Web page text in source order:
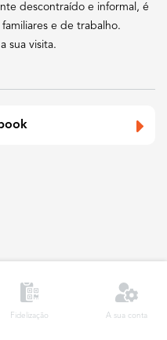
descontraído e informal, é
e de trabalho.
sua visita.
Fidelização A sua conta